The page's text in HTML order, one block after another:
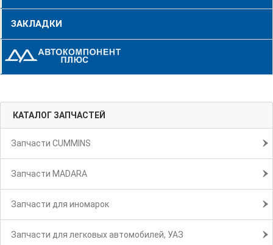
ЗАКЛАДКИ
КАТАЛОГ ЗАПЧАСТЕЙ
Запчасти CUMMINS
Запчасти MADARA
Запчасти для иномарок
Запчасти для легковых автомобилей, УАЗ